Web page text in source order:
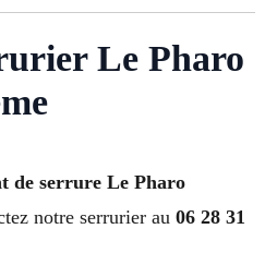
Le Pharo
de serrure Le Pharo
notre serrurier au 06 28 31